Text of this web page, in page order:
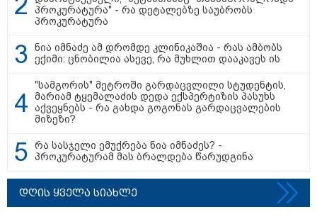
"აშშ კვლავაც ღრმად
განგრძობადი ოკუპაციით" -
აშშ-ის საელჩო
09:05 / 07-08-2026
დროს ესროლეს, ის ადგილზე
გარდაიცვალა - რას ამბობს
მომხდარზე მექსიკის პოლიცია
პროკურატურა" - რა დეტალებზე საუბრობს
პროკურატურა
ნია იმნაძე ამ დრომდე კლინიკაშია - რას ამბობს
ექიმი: ცნობილია ასევე, რა მუხლით დააკავეს ის
"სამგორის" მეტროში გარდაცვლილი სტუდენტის,
მარიამ ტყემალაძის დედა ექსპერტიზის პასუხს
აქვეყნებს - რა გახდა გოგონას გარდაცვალების
მიზეზი?
რა სასჯელი ემუქრება ნია იმნაძეს? -
პროკურატურამ მას ბრალდება წარუდგინა
დღის ყველა სიახლე